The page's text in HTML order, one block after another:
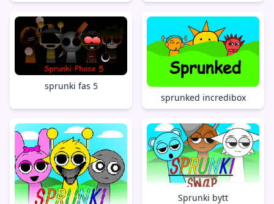
sprunki fas 5
sprunked incredibox
Sprunki bytt